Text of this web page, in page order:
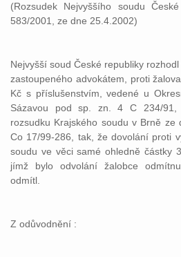
(Rozsudek Nejvyššího soudu
583/2001, ze dne 25.4.2002)
Nejvyšší soud České republiky rozhodl
zastoupeného advokátem, proti
Kč s příslušenstvím, vedené u
Sázavou pod sp. zn. 4 C 234/91,
rozsudku Krajského soudu v Brně
Co 17/99-286, tak, že dovolání proti
soudu ve věci samé ohledně částky
jímž bylo odvolání žalobce
odmítl.
Z odůvodnění :